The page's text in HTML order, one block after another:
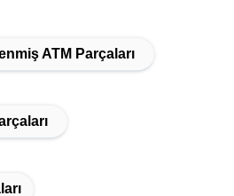
ATM Parçaları